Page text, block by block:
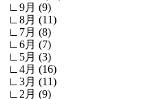
∟9月 (9)
∟8月 (11)
∟7月 (8)
∟6月 (7)
∟5月 (3)
∟4月 (16)
∟3月 (11)
∟2月 (9)